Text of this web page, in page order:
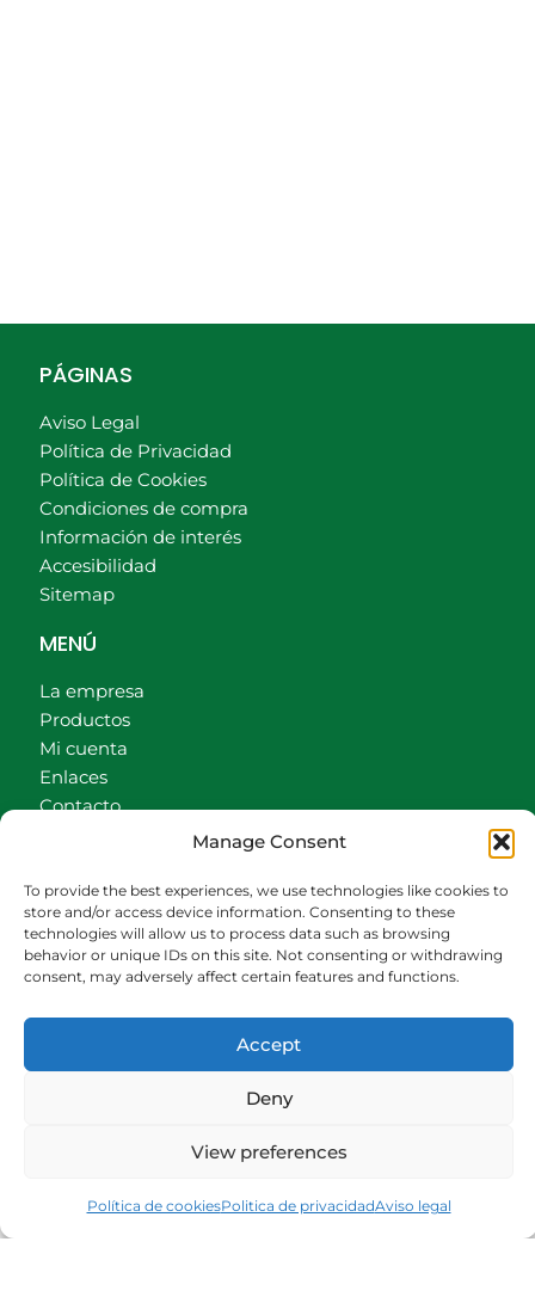
Manage Consent
To provide the best experiences, we use technologies like cookies to
store and/or access device information. Consenting to these
technologies will allow us to process data such as browsing
behavior or unique IDs on this site. Not consenting or withdrawing
consent, may adversely affect certain features and functions.
Accept
Deny
View preferences
Política de cookiesPolitica de privacidadAviso legal
PÁGINAS
Aviso Legal
Política de Privacidad
Política de Cookies
Condiciones de compra
Información de interés
Accesibilidad
Sitemap
MENÚ
La empresa
Productos
Mi cuenta
Enlaces
Contacto
CONTACTO
942540013
696426646
609472979
comercial@bediaycabarga.com
Fdez. Hontoria 20. Astillero. 39610 Cantabria
De lunes a viernes de 8:30 a 13:00 y de 15:00 a